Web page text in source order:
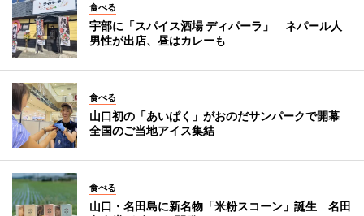
食べる
宇部に「スパイス酒場 ディパーラ」 ネパール人
男性が出店、昼はカレーも
食べる
山口初の「あいぱく」がおのだサンパークで開幕
全国のご当地アイス集結
食べる
山口・名田島に新名物「米粉スコーン」誕生 名田